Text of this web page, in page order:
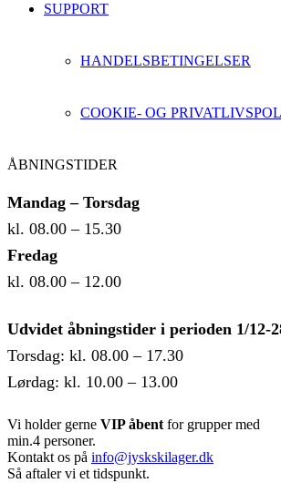
SUPPORT
HANDELSBETINGELSER
COOKIE- OG
ÅBNINGSTIDER
Mandag – Torsdag
kl. 08.00 – 15.30
Fredag
kl. 08.00 – 12.00
Udvidet åbningstider i perioden 1/12-
Torsdag: kl. 08.00 – 17.30
Lørdag: kl. 10.00 – 13.00
Vi holder gerne VIP åbent for grupper med
min.4 personer.
Kontakt os på info@jyskskilager.dk
Så aftaler vi et tidspunkt.